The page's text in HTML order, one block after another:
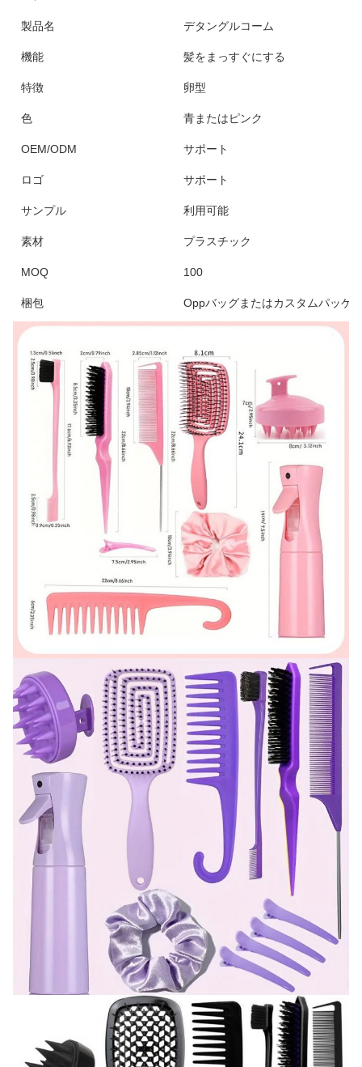
製品名 デタングルコーム
機能 髪をまっすぐにする
特徴 卵型
色 青またはピンク
OEM/ODM サポート
ロゴ サポート
サンプル 利用可能
素材 プラスチック
MOQ 100
梱包 Oppバッグまたはカスタムパッケ